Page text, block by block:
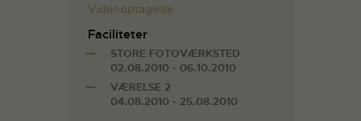
Videooptagelse
Faciliteter
STORE FOTOVÆRKSTED
02.08.2010 - 06.10.2010
VÆRELSE 2
04.08.2010 - 25.08.2010